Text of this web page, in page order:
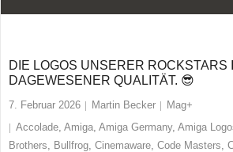
DIE LOGOS UNSERER ROCKSTARS
DAGEWESENER QUALITÄT. 😎
7. Februar 2026 Martin Becker
Mag+
Accolade, Amiga, Amiga Germany, Amiga
Brothers, Bullfrog, Cinemaware, Code Masters,